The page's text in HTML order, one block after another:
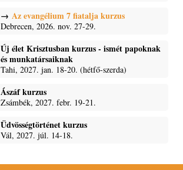
Az evangélium 7 fiatalja kurzus
Debrecen, 2026. nov. 27-29.
Új élet Krisztusban kurzus - ismét papoknak
és munkatársaiknak
Tahi, 2027. jan. 18-20. (hétfő-szerda)
Ászáf kurzus
Zsámbék, 2027. febr. 19-21.
Üdvösségtörténet kurzus
Vál, 2027. júl. 14-18.